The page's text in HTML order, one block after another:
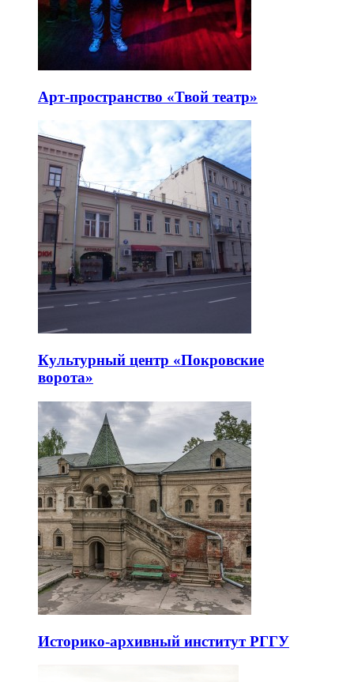
Арт-пространство «Твой театр»
Культурный центр «Покровские
ворота»
Историко-архивный институт РГГУ